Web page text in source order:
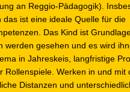
an Reggio-Pädagogik).
ist eine ideale Quelle für die
Das Kind ist
werden gesehen und es wird
in Jahreskeis, langfristige
Werken in und mit
Distanzen und